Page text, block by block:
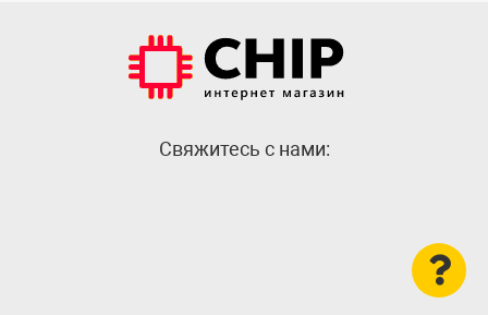
Cвяжитесь с нами: